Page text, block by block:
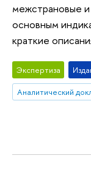
межстрановые
основным
краткие
Экспертиза
Аналитический